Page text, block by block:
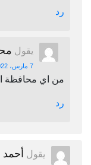
رد
يقول
7 مارس، 2022 الساعة 7:26 م
من اي محافظة
رد
يقول